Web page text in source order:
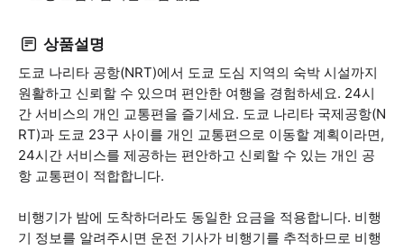
상품설명
도쿄 나리타 공항(NRT)에서 도쿄 도심 지역의 숙박 시설까지
원활하고 신뢰할 수 있으며 편안한 여행을 경험하세요. 24시
간 서비스의 개인 교통편을 즐기세요. 도쿄 나리타 국제공항(N
RT)과 도쿄 23구 사이를 개인 교통편으로 이동할 계획이라면,
24시간 서비스를 제공하는 편안하고 신뢰할 수 있는 개인 공
항 교통편이 적합합니다.
비행기가 밤에 도착하더라도 동일한 요금을 적용합니다. 비행
기 정보를 알려주시면 운전 기사가 비행기를 추적하므로 비행